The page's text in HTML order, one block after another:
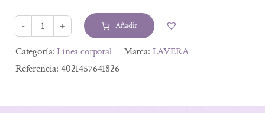
CREMA
CARA
&
Añadir
Alternative:
Categoría:Línea corporal Marca: LAVERA
Referencia: 4021457641826